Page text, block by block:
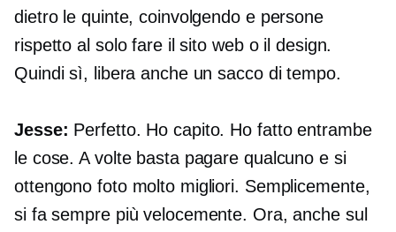
dietro le quinte, coinvolgendo e persone
rispetto al solo fare il sito web o il design.
Quindi sì, libera anche un sacco di tempo.
Jesse: Perfetto. Ho capito. Ho fatto entrambe
le cose. A volte basta pagare qualcuno e si
ottengono foto molto migliori. Semplicemente,
si fa sempre più velocemente. Ora, anche sul